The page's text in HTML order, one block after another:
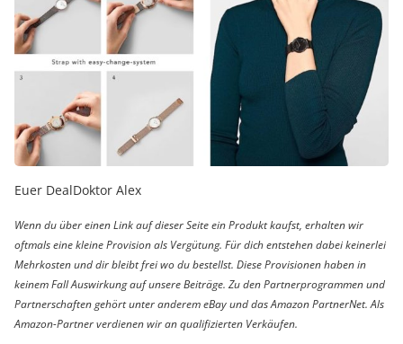
Euer DealDoktor Alex
Wenn du über einen Link auf dieser Seite ein Produkt kaufst, erhalten wir
oftmals eine kleine Provision als Vergütung. Für dich entstehen dabei keinerlei
Mehrkosten und dir bleibt frei wo du bestellst. Diese Provisionen haben in
keinem Fall Auswirkung auf unsere Beiträge. Zu den Partnerprogrammen und
Partnerschaften gehört unter anderem eBay und das Amazon PartnerNet. Als
Amazon-Partner verdienen wir an qualifizierten Verkäufen.